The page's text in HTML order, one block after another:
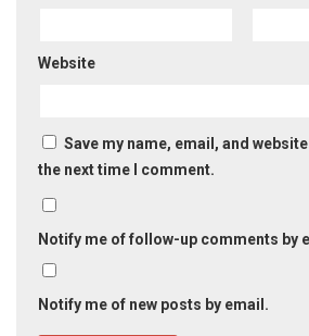
Website
Save my name, email, and
the next time I comment.
Notify me of follow-up comments by
Notify me of new posts by email.